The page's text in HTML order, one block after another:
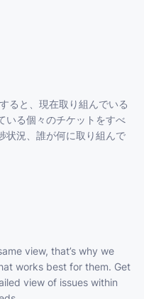
ると、現在取り組んでいる
いる個々のチケットをすべ
状況、誰が何に取り組んで
view, that’s why we
works best for them. Get
view of issues within